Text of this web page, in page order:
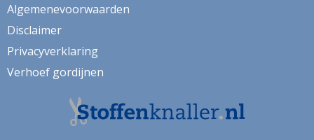
Algemenevoorwaarden
Disclaimer
Privacyverklaring
Verhoef gordijnen